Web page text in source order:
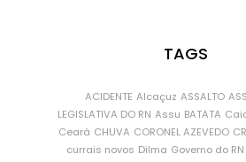
TAGS
ACIDENTE Alcaçuz ASSALTO
LEGISLATIVA DO RN Assu BATATA
Ceará CHUVA CORONEL AZEVEDO
currais novos Dilma Governo do RN